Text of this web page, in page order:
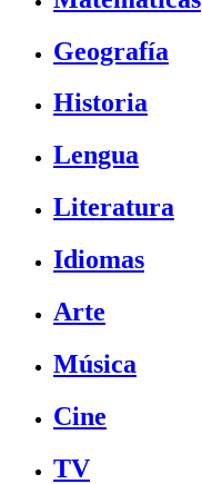
Geografía
Historia
Lengua
Literatura
Idiomas
Arte
Música
Cine
TV